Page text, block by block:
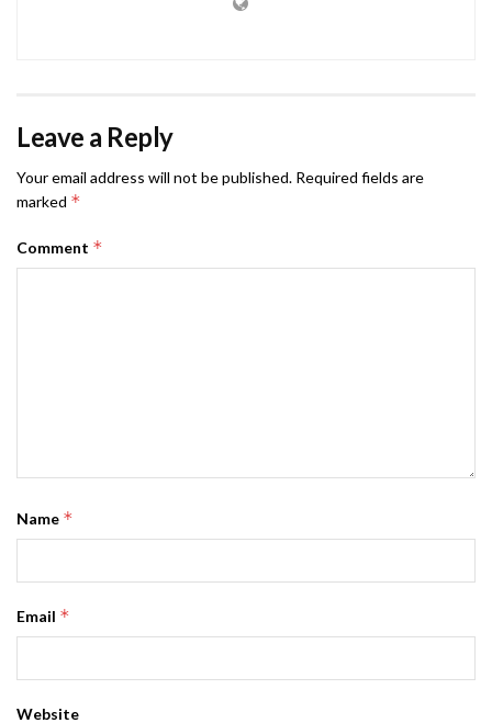
Leave a Reply
Your email address will not be published. Required fields are
marked *
Comment *
Name *
Email *
Website